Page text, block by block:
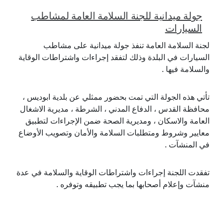
جولة ميدانية للجنة السلامة العامة لمشاطب
السيارات
لجنة السلامة العامة تنفذ جولة ميدانية على مشاطب
السيارات في البلدة وذلك لتفقد إجراءات واشتراطات الوقاية
والسلامة فيها .
تأتي هذه الجولة التي تمت بحضور ممثلي عن بلدية ابوديس ،
محافظة القدس ، الدفاع المدني ، الشرطة ، مديرية الاشغال
العامة والاسكان ، ومديرية الصحة ضمن الإجراءات لتطبيق
معايير وشروط ومتطلبات السلامة والأمان وتصويب الأوضاع
في المنشآت .
تفقدت اللجنة إجراءات واشتراطات الوقاية والسلامة في عدة
منشآت وإعلام أصحابها بما يجب تطبيقه وتوفره .